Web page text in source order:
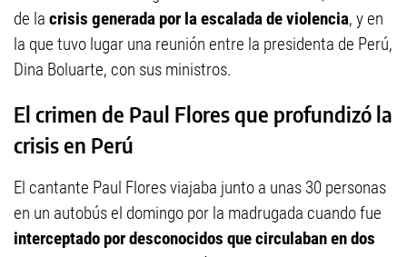
de la crisis generada por la escalada de violencia, y en
la que tuvo lugar una reunión entre la presidenta de Perú,
Dina Boluarte, con sus ministros.
El crimen de Paul Flores que profundizó la
crisis en Perú
El cantante Paul Flores viajaba junto a unas 30 personas
en un autobús el domingo por la madrugada cuando fue
interceptado por desconocidos que circulaban en dos